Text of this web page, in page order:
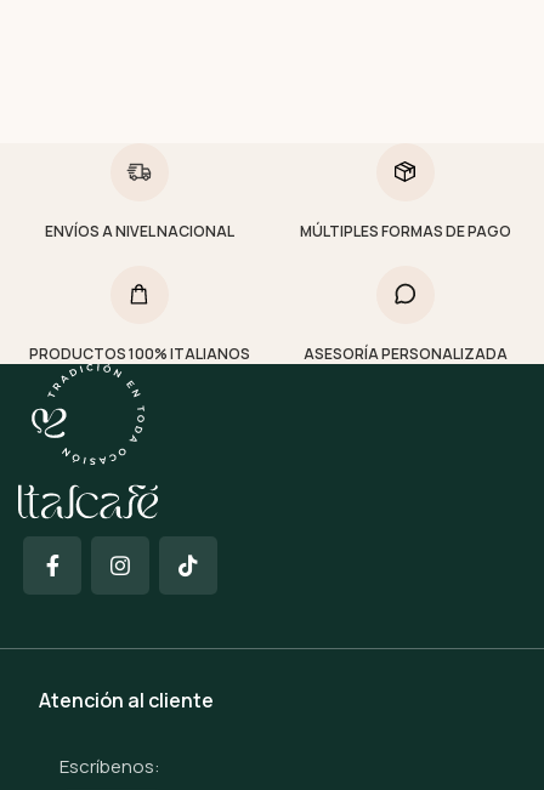
ENVÍOS A NIVEL NACIONAL MÚLTIPLES FORMAS DE PAGO
PRODUCTOS 100% ITALIANOS ASESORÍA PERSONALIZADA
Atención al cliente
Escríbenos: